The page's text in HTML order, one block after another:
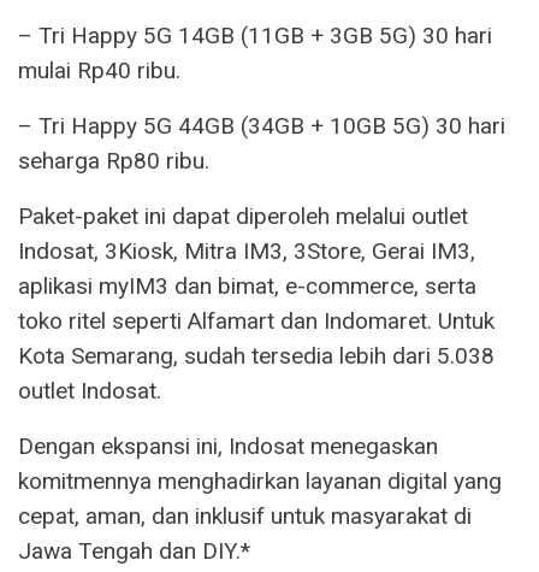
– Tri Happy 5G 14GB (11GB + 3GB 5G) 30 hari
mulai Rp40 ribu.
– Tri Happy 5G 44GB (34GB + 10GB 5G) 30 hari
seharga Rp80 ribu.
Paket-paket ini dapat diperoleh melalui outlet
Indosat, 3Kiosk, Mitra IM3, 3Store, Gerai IM3,
aplikasi myIM3 dan bimat, e-commerce, serta
toko ritel seperti Alfamart dan Indomaret. Untuk
Kota Semarang, sudah tersedia lebih dari 5.038
outlet Indosat.
Dengan ekspansi ini, Indosat menegaskan
komitmennya menghadirkan layanan digital yang
cepat, aman, dan inklusif untuk masyarakat di
Jawa Tengah dan DIY.*